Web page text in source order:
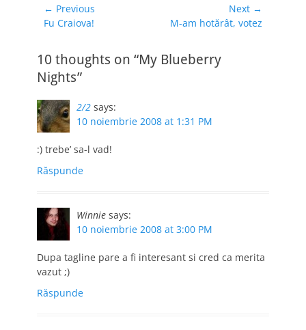
Navigare
în
← Previous
Previous
Fu Craiova!
Next →
NextM-am hotărât, votez
10 thoughts on “My Blueberry
Nights”
2/2 says:
10 noiembrie 2008 at 1:31 PM
:) trebe’ sa-l vad!
Răspunde
Winnie says:
10 noiembrie 2008 at 3:00 PM
Dupa tagline pare a fi interesant si cred ca merita
vazut ;)
Răspunde